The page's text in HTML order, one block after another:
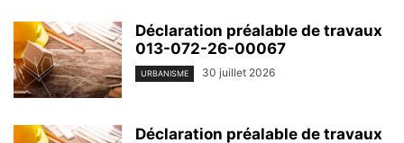
Déclaration préalable de travaux
013-072-26-00067
URBANISME 30 juillet 2026
Déclaration préalable de travaux